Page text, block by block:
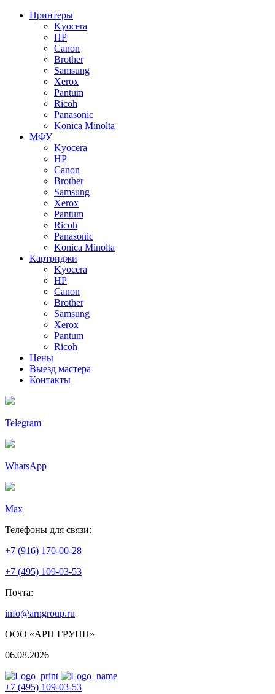
Принтеры
Kyocera
HP
Canon
Brother
Samsung
Xerox
Pantum
Ricoh
Panasonic
Konica Minolta
МФУ
Kyocera
HP
Canon
Brother
Samsung
Xerox
Pantum
Ricoh
Panasonic
Konica Minolta
Картриджи
Kyocera
HP
Canon
Brother
Samsung
Xerox
Pantum
Ricoh
Цены
Выезд мастера
Контакты
Telegram
WhatsApp
Max
Телефоны для связи:
+7 (916) 170-00-28
+7 (495) 109-03-53
Почта:
info@arngroup.ru
ООО «АРН ГРУПП»
06.08.2026
+7 (495) 109-03-53